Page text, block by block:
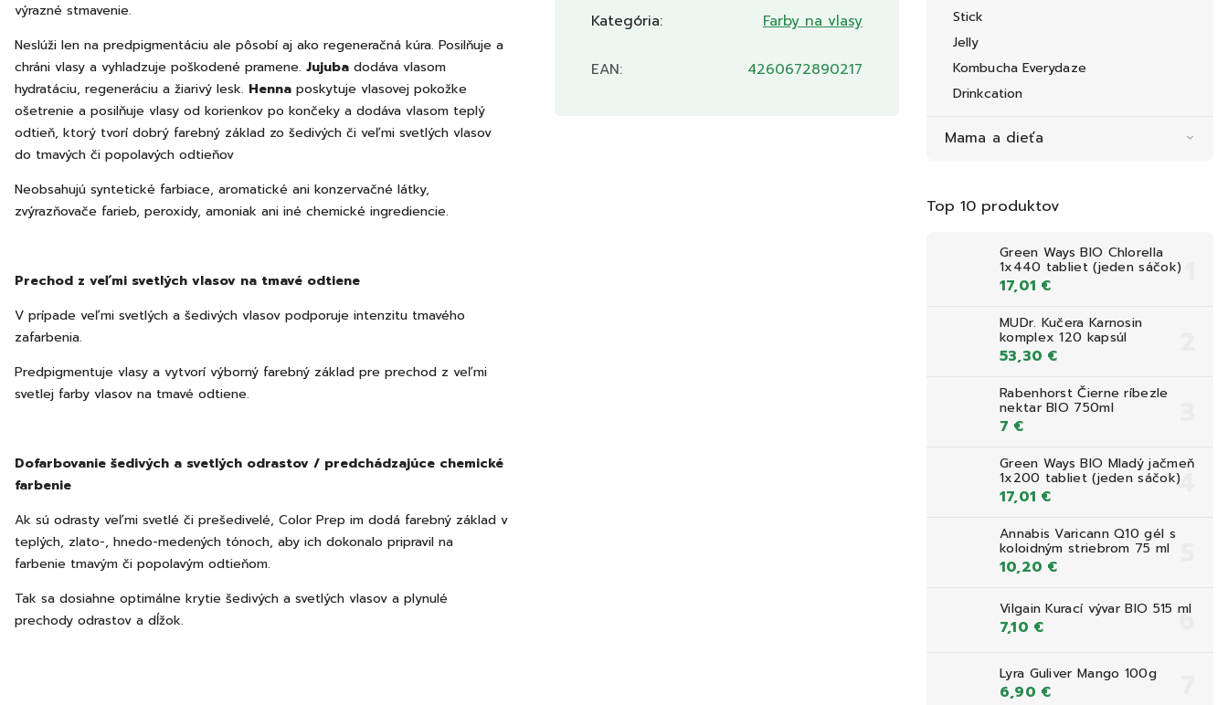
Stick
Jelly
Kombucha Everydaze
Drinkcation
Mama a dieťa
Top 10 produktov
Green Ways BIO Chlorella
1x440 tabliet (jeden sáčok)
17,01 €
MUDr. Kučera Karnosin
komplex 120 kapsúl
53,30 €
Rabenhorst Čierne ríbezle
nektar BIO 750ml
7 €
Green Ways BIO Mladý jačmeň
1x200 tabliet (jeden sáčok)
17,01 €
Annabis Varicann Q10 gél s
koloidným striebrom 75 ml
10,20 €
Vilgain Kurací vývar BIO 515 ml
7,10 €
Lyra Guliver Mango 100g
6,90 €
výrazné stmavenie.
Neslúži len na predpigmentáciu ale pôsobí aj ako regeneračná kúra. Posilňuje a
chráni vlasy a vyhladzuje poškodené pramene. Jujuba dodáva vlasom
hydratáciu, regeneráciu a žiarivý lesk. Henna poskytuje vlasovej pokožke
ošetrenie a posilňuje vlasy od korienkov po končeky a dodáva vlasom teplý
odtieň, ktorý tvorí dobrý farebný základ zo šedivých či veľmi svetlých vlasov
do tmavých či popolavých odtieňov
Neobsahujú syntetické farbiace, aromatické ani konzervačné látky,
zvýrazňovače farieb, peroxidy, amoniak ani iné chemické ingrediencie.
Prechod z veľmi svetlých vlasov na tmavé odtiene
V prípade veľmi svetlých a šedivých vlasov podporuje intenzitu tmavého
zafarbenia.
Predpigmentuje vlasy a vytvorí výborný farebný základ pre prechod z veľmi
svetlej farby vlasov na tmavé odtiene.
Dofarbovanie šedivých a svetlých odrastov / predchádzajúce chemické
farbenie
Ak sú odrasty veľmi svetlé či prešedivelé, Color Prep im dodá farebný základ v
teplých, zlato-, hnedo-medených tónoch, aby ich dokonalo pripravil na
farbenie tmavým či popolavým odtieňom.
Tak sa dosiahne optimálne krytie šedivých a svetlých vlasov a plynulé
prechody odrastov a dĺžok.
Kategória: Farby na vlasy
EAN: 4260672890217